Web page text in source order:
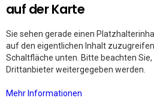
auf der Karte
Sie sehen gerade einen
auf den eigentlichen Inhalt
Schaltfläche unten. Bitte beachten Sie,
Drittanbieter weitergegeben werden.
Mehr Informationen